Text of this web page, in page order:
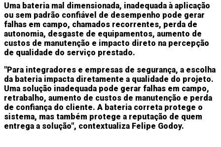
Uma bateria mal dimensionada, inadequada à aplicação
ou sem padrão confiável de desempenho pode gerar
falhas em campo, chamados recorrentes, perda de
autonomia, desgaste de equipamentos, aumento de
custos de manutenção e impacto direto na percepção
de qualidade do serviço prestado.
"Para integradores e empresas de segurança, a escolha
da bateria impacta diretamente a qualidade do projeto.
Uma solução inadequada pode gerar falhas em campo,
retrabalho, aumento de custos de manutenção e perda
de confiança do cliente. A bateria correta protege o
sistema, mas também protege a reputação de quem
entrega a solução", contextualiza Felipe Godoy.